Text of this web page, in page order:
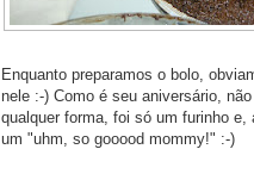
Enquanto preparamos o bolo,
nele :-) Como é seu aniversário,
qualquer forma, foi só um furinho
um "uhm, so gooood mommy!" :-)